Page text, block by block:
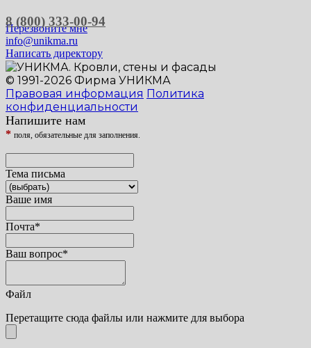
8 (800) 333-00-94
Перезвоните мне
info@unikma.ru
Написать директору
© 1991-2026 Фирма УНИКМА
Правовая информация Политика
конфиденциальности
Напишите нам
* поля, обязательные для заполнения.
Тема письма
Ваше имя
Почта*
Ваш вопрос*
Файл
Перетащите сюда файлы или нажмите для выбора